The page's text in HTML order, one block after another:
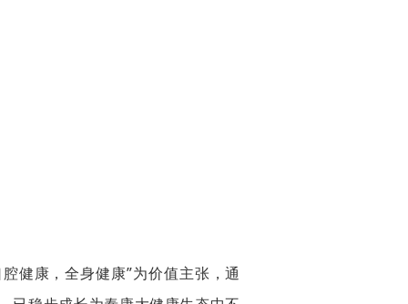
健康，全身健康”为价值主张，通